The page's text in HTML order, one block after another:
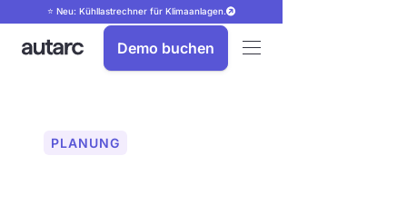
⭐ Neu: Kühllastrechner für Klimaanlagen.
Demo buchen
PLANUNG